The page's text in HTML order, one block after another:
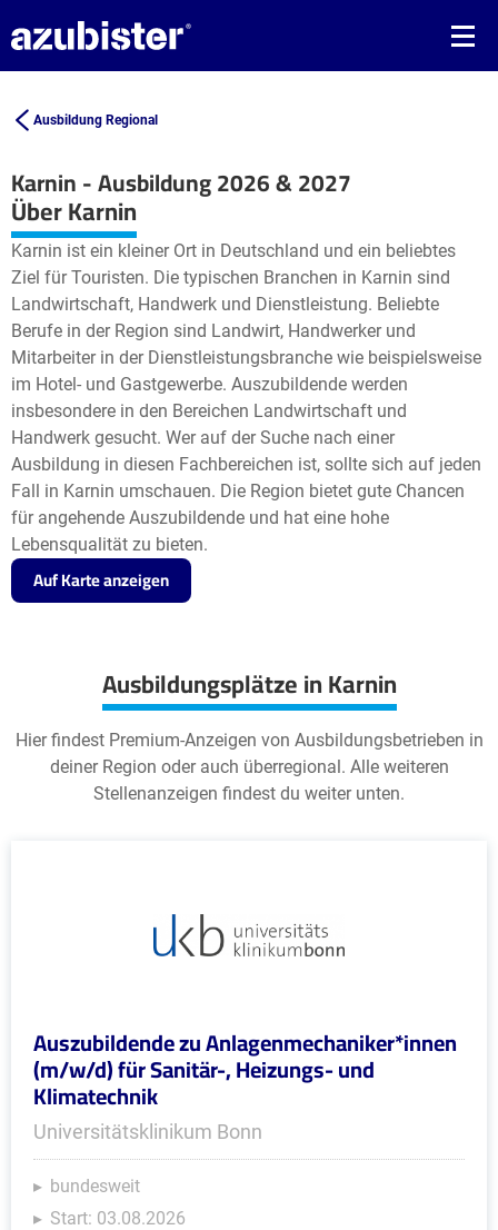
Ausbildung Regional
Karnin - Ausbildung 2026 & 2027
+
−
Leaflet | ©OpenStreetMap2
Über Karnin
Karnin ist ein kleiner Ort in Deutschland und ein beliebtes
Ziel für Touristen. Die typischen Branchen in Karnin sind
Landwirtschaft, Handwerk und Dienstleistung. Beliebte
Berufe in der Region sind Landwirt, Handwerker und
Mitarbeiter in der Dienstleistungsbranche wie beispielsweise
im Hotel- und Gastgewerbe. Auszubildende werden
insbesondere in den Bereichen Landwirtschaft und
Handwerk gesucht. Wer auf der Suche nach einer
Ausbildung in diesen Fachbereichen ist, sollte sich auf jeden
Fall in Karnin umschauen. Die Region bietet gute Chancen
für angehende Auszubildende und hat eine hohe
Lebensqualität zu bieten.
Auf Karte anzeigen
Ausbildungsplätze in Karnin
Hier findest Premium-Anzeigen von Ausbildungsbetrieben in
deiner Region oder auch überregional. Alle weiteren
Stellenanzeigen findest du weiter unten.
Auszubildende zu Anlagenmechaniker*innen
(m/w/d) für Sanitär-, Heizungs- und
Klimatechnik
Universitätsklinikum Bonn
bundesweit
Start: 03.08.2026